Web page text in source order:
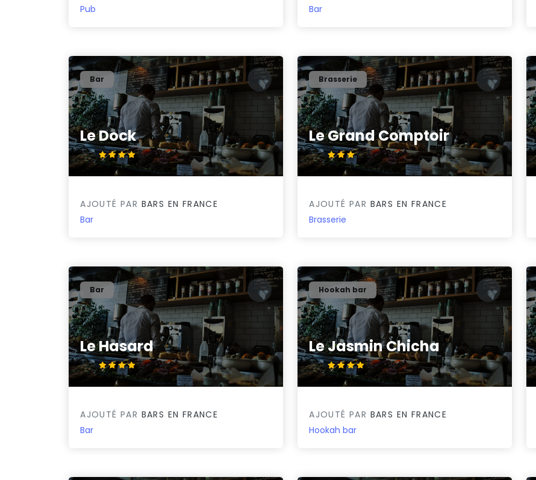
Pub
Bar
Le Dock
4.3/5
Bar
AJOUTÉ PAR BARS EN FRANCE
Bar
Le Grand Comptoir
3.2/5
Brasserie
AJOUTÉ PAR BARS EN FRANCE
Brasserie
Le Hasard
4.2/5
Bar
AJOUTÉ PAR BARS EN FRANCE
Bar
Le Jasmin Chicha
4.3/5
Hookah bar
AJOUTÉ PAR BARS EN FRANCE
Hookah bar